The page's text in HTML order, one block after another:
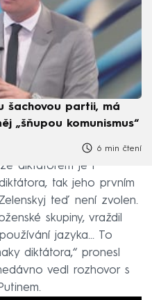
šachovou partii, má
„šňupou komunismus“
6 min čtení
diktátorem je i
tak jeho prvním
teď není zvolen.
skupiny, vraždil
jazyka... To
diktátora,“ pronesl
vedl rozhovor s